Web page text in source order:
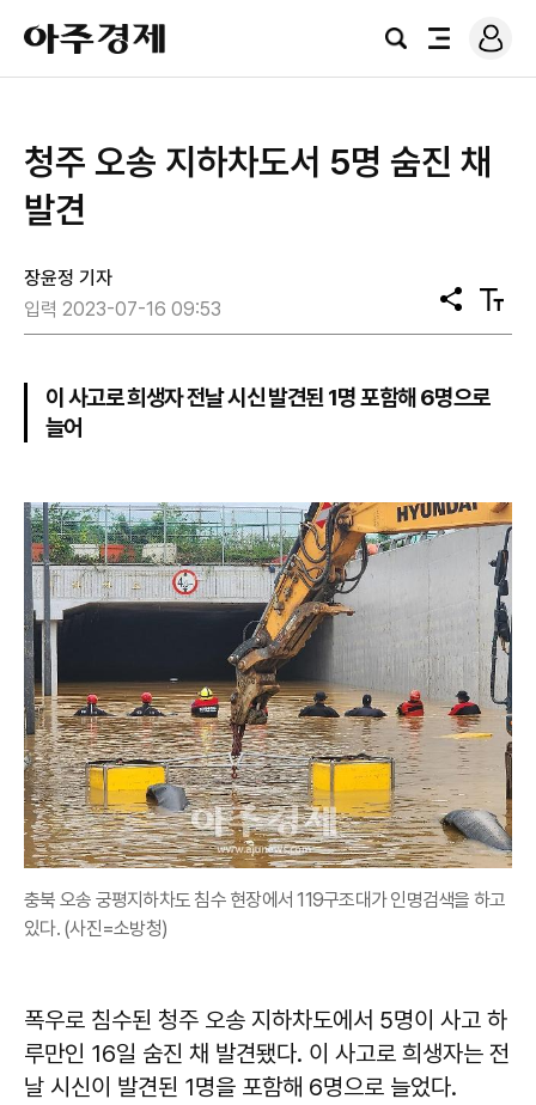
아
주
경
검
전
로
그
청주 오송 지하차도서 5명 숨진 채
발견
장윤정 기자
입력 2023-07-16 09:53
공
유
텍
스
이 사고로 희생자 전날 시신 발견된 1명 포함해 6명으로
늘어
충북 오송 궁평지하차도 침수 현장에서 119구조대가 인명검색을 하고
있다. (사진=소방청)
폭우로 침수된 청주 오송 지하차도에서 5명이 사고 하
루만인 16일 숨진 채 발견됐다. 이 사고로 희생자는 전
날 시신이 발견된 1명을 포함해 6명으로 늘었다.